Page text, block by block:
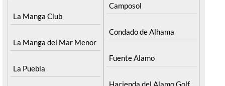
La Manga Club
La Manga del Mar Menor
La Puebla
Camposol
Condado de Alhama
Fuente Alamo
Hacienda del Alamo Golf